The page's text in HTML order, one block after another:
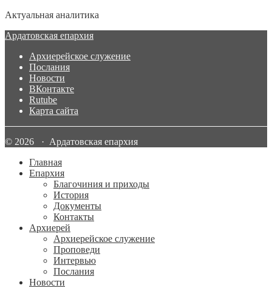
Актуальная аналитика
Ардатовская епархия
Архиерейское служение
Послания
Новости
ВКонтакте
Rutube
Карта сайта
© 2026 · Ардатовская епархия
Главная
Епархия
Благочиния и приходы
История
Документы
Контакты
Архиерей
Архиерейское служение
Проповеди
Интервью
Послания
Новости